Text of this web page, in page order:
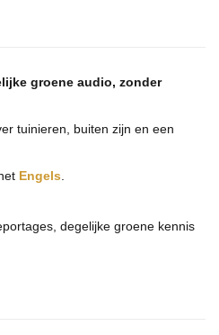
groene audio, zonder
tuinieren, buiten zijn en een
Engels
degelijke groene kennis